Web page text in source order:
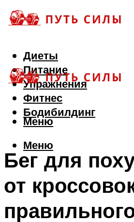
Диеты
Питание
Упражнения
Фитнес
Бодибилдинг
Меню
Меню
Бег для
от